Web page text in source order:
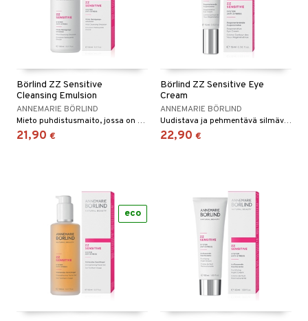
Börlind ZZ Sensitive
Cleansing Emulsion
ANNEMARIE BÖRLIND
Mieto puhdistusmaito, jossa on rauhoittavia, lievittäviä ja tasapainottavia ainesosia.
21,90 €
Börlind ZZ Sensitive Eye
Cream
ANNEMARIE BÖRLIND
Uudistava ja pehmentävä silmävoide herkälle iholle.
22,90 €
eco